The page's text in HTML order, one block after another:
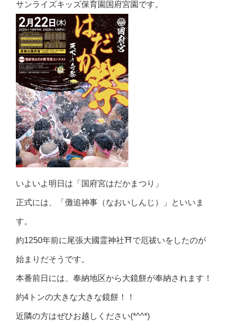
サンライズキッズ保育園国府宮園です。
いよいよ明日は「国府宮はだかまつり」
正式には、「儺追神事（なおいしんじ）」といいま
す。
約1250年前に尾張大國霊神社⛩で厄祓いをしたのが
始まりだそうです。
本番前日には、奉納地区から大鏡餅が奉納されます！
約4トンの大きな大きな鏡餅！！
近隣の方はぜひお越しください(*^^*)